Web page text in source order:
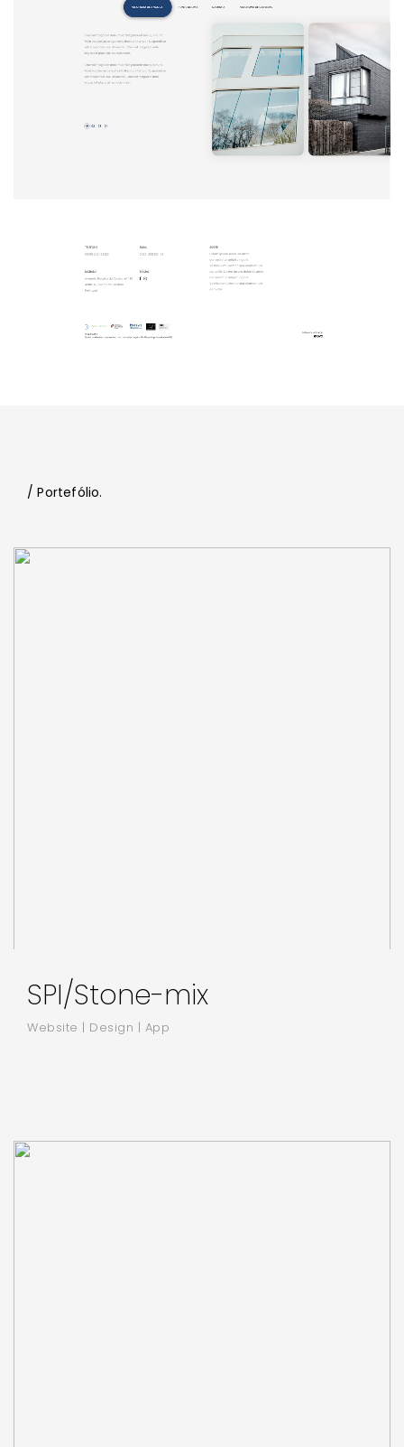
/ Portefólio.
SPI/Stone-mix
Website | Design | App